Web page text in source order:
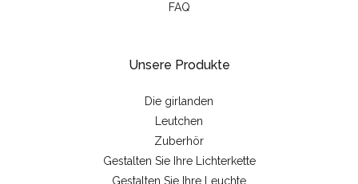
FAQ
Unsere Produkte
Die girlanden
Leutchen
Zuberhör
Gestalten Sie Ihre Lichterkette
Gestalten Sie Ihre Leuchte